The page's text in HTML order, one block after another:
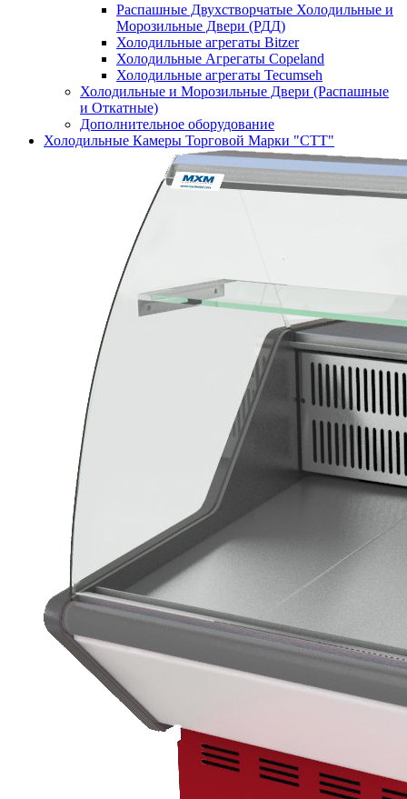
Распашные Двухстворчатые Холодильные и
Морозильные Двери (РДД)
Холодильные агрегаты Bitzer
Холодильные Агрегаты Copeland
Холодильные агрегаты Tecumseh
Холодильные и Морозильные Двери (Распашные
и Откатные)
Дополнительное оборудование
Холодильные Камеры Торговой Марки "СТТ"